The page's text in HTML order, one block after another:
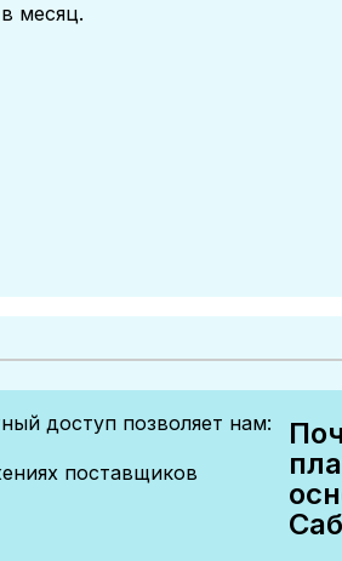
месяц.
доступ позволяет нам:
поставщиков